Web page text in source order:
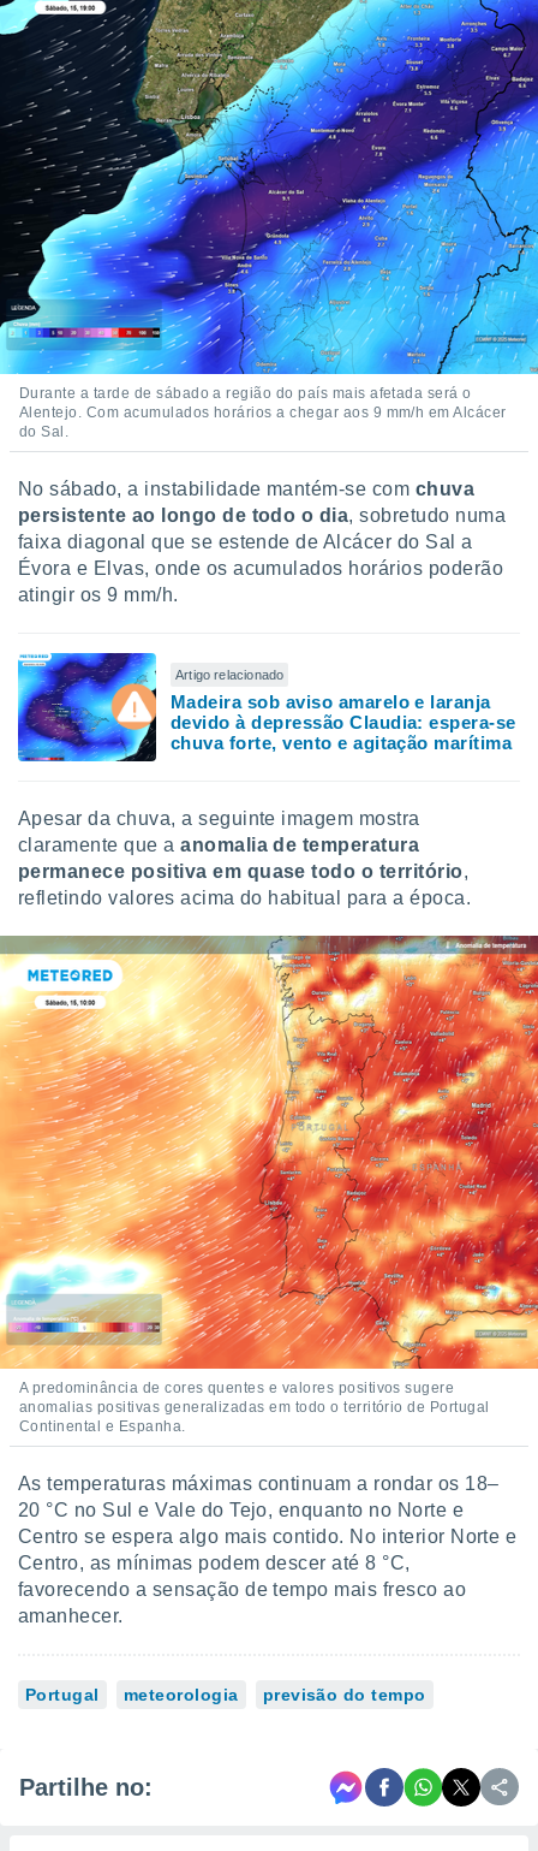
Durante a tarde de sábado a região do país mais afetada será o
Alentejo. Com acumulados horários a chegar aos 9 mm/h em Alcácer
do Sal.
No sábado, a instabilidade mantém-se com chuva
persistente ao longo de todo o dia, sobretudo numa
faixa diagonal que se estende de Alcácer do Sal a
Évora e Elvas, onde os acumulados horários poderão
atingir os 9 mm/h.
Artigo relacionado
Madeira sob aviso amarelo e laranja
devido à depressão Claudia: espera-se
chuva forte, vento e agitação marítima
Apesar da chuva, a seguinte imagem mostra
claramente que aanomalia de temperatura
permanece positiva em quase todo o território,
refletindo valores acima do habitual para a época.
A predominância de cores quentes e valores positivos sugere
anomalias positivas generalizadas em todo o território de Portugal
Continental e Espanha.
As temperaturas máximas continuam a rondar os 18–
20 °C no Sul e Vale do Tejo, enquanto no Norte e
Centro se espera algo mais contido. No interior Norte e
Centro, as mínimas podem descer até 8 °C,
favorecendo a sensação de tempo mais fresco ao
amanhecer.
Portugal meteorologia previsão do tempo
Partilhe no: